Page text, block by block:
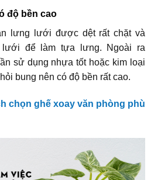
độ bền cao
lưng lưới được dệt rất chặt và
để làm tựa lưng. Ngoài ra
sử dụng nhựa tốt hoặc kim loại
bung nên có độ bền rất cao.
chọn ghế xoay văn phòng phù